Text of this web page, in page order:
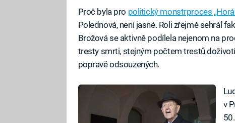
Proč byla pro politický monstrproces
Polednová, není jasné. Roli zřejmě sehrál
Brožová se aktivně podílela nejenom na
tresty smrti, stejným počtem trestů
popravě odsouzených.
v